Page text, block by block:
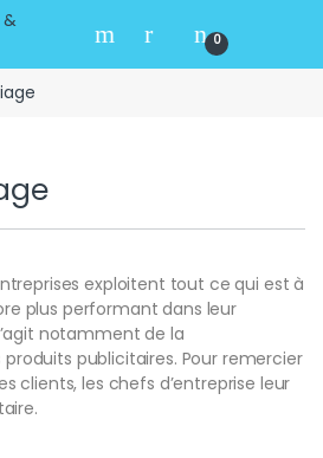
0
exploitent tout ce qui est à
plus performant dans leur
notamment de la
publicitaires. Pour remercier
clients, les chefs d’entreprise leur